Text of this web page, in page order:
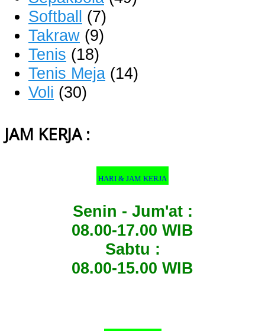
Softball (7)
Takraw (9)
Tenis (18)
Tenis Meja (14)
Voli (30)
JAM KERJA :
HARI & JAM KERJA
Senin - Jum'at :
08.00-17.00 WIB
Sabtu :
08.00-15.00 WIB